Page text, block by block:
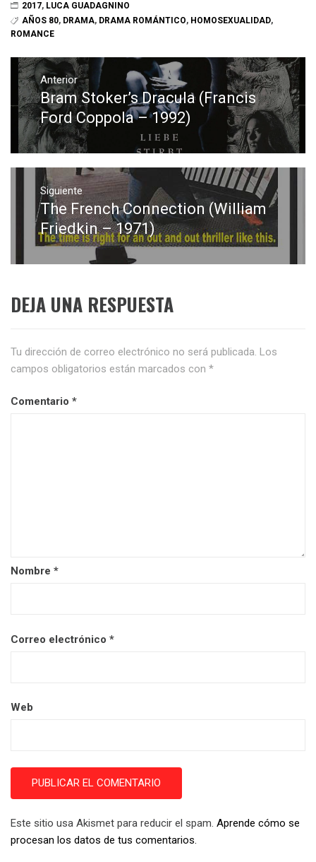
2017, LUCA GUADAGNINO
AÑOS 80, DRAMA, DRAMA ROMÁNTICO, HOMOSEXUALIDAD,
ROMANCE
Navegación
de
entradas
Anterior
Entrada
anterior:
Bram Stoker’s Dracula (Francis
Ford Coppola – 1992)
Siguiente
Entrada
siguiente:
The French Connection (William
Friedkin – 1971)
DEJA UNA RESPUESTA
Tu dirección de correo electrónico no será publicada. Los
campos obligatorios están marcados con *
Comentario *
Nombre *
Correo electrónico *
Web
Este sitio usa Akismet para reducir el spam. Aprende cómo se
procesan los datos de tus comentarios.